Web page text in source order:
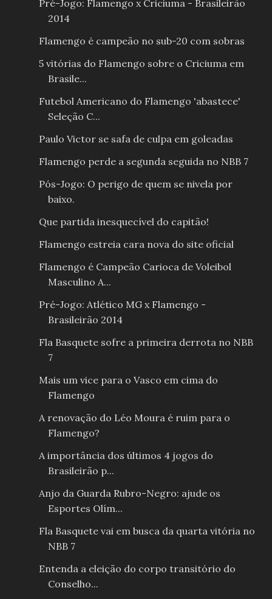
Pré-Jogo: Flamengo x Criciuma - Brasileirão
2014
Flamengo é campeão no sub-20 com sobras
5 vitórias do Flamengo sobre o Criciuma em
Brasile...
Futebol Americano do Flamengo 'abastece'
Seleção C...
Paulo Victor se safa de culpa em goleadas
Flamengo perde a segunda seguida no NBB 7
Pós-Jogo: O perigo de quem se nivela por
baixo.
Que partida inesquecível do capitão!
Flamengo estreia cara nova do site oficial
Flamengo é Campeão Carioca de Voleibol
Masculino A...
Pré-Jogo: Atlético MG x Flamengo -
Brasileirão 2014
Fla Basquete sofre a primeira derrota no NBB
7
Mais um vice para o Vasco em cima do
Flamengo
A renovação do Léo Moura é ruim para o
Flamengo?
A importância dos últimos 4 jogos do
Brasileirão p...
Anjo da Guarda Rubro-Negro: ajude os
Esportes Olím...
Fla Basquete vai em busca da quarta vitória no
NBB 7
Entenda a eleição do corpo transitório do
Conselho...